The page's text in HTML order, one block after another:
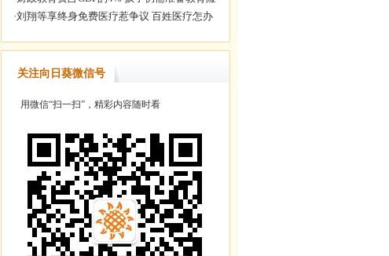
关注向日葵微信号
用微信“扫一扫”，精彩内容随时看